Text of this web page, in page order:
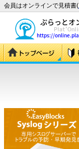
会員はオンラインで見積書(